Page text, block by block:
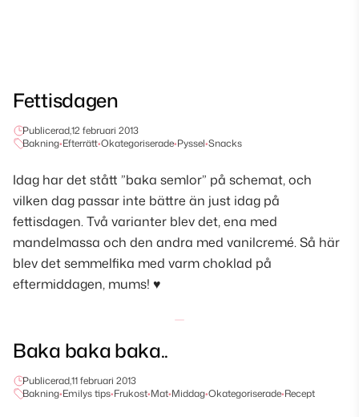
Fettisdagen
Publicerad,12 februari 2013
Bakning•Efterrätt•Okategoriserade•Pyssel•Snacks
Idag har det stått ”baka semlor” på schemat, och
vilken dag passar inte bättre än just idag på
fettisdagen. Två varianter blev det, ena med
mandelmassa och den andra med vanilcremé. Så här
blev det semmelfika med varm choklad på
eftermiddagen, mums! ♥
Baka baka baka..
Publicerad,11 februari 2013
Bakning•Emilys tips•Frukost•Mat•Middag•Okategoriserade•Recept